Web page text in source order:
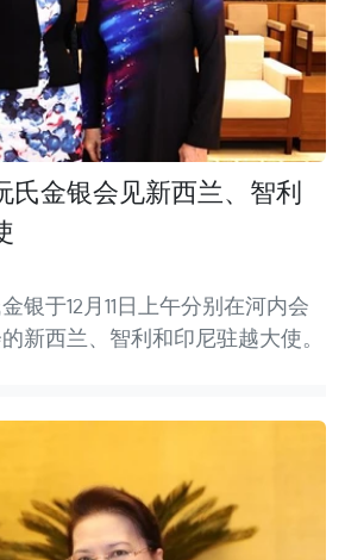
氏金银会见新西兰、智利
银于12月11日上午分别在河内会
新西兰、智利和印尼驻越大使。